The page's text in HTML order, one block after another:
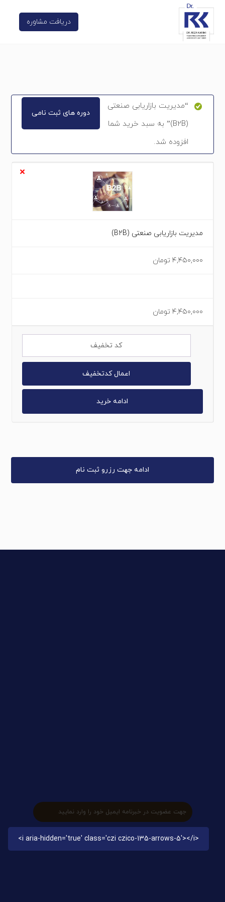
دریافت مشاوره
دوره های ثبت نامی
“مدیریت بازاریابی صنعتی
(B2B)” به سبد خرید شما
افزوده شد.
×
مدیریت بازاریابی صنعتی (B2B)
۴,۴۵۰,۰۰۰ تومان
۴,۴۵۰,۰۰۰ تومان
اعمال کدتخفیف
ادامه خرید
ادامه جهت رزرو ثبت نام